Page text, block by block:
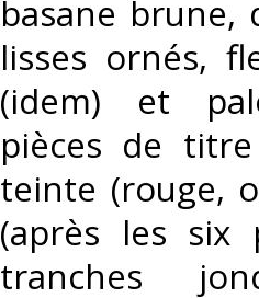
basane brune,
lisses ornés,
(idem) et
pièces de
teinte (rouge,
(après les six
tranches